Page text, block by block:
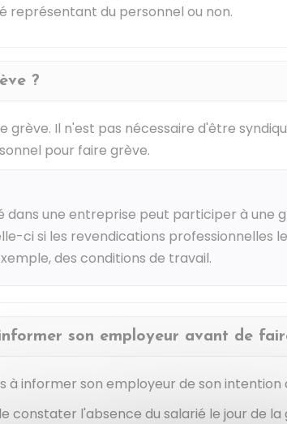
représentant du personnel ou non.
?
grève. Il n'est pas nécessaire d'être
pour faire grève.
dans une entreprise peut participer à une
ci si les revendications professionnelles
des conditions de travail.
son employeur avant de
à informer son employeur de son intention
constater l'absence du salarié le jour de la